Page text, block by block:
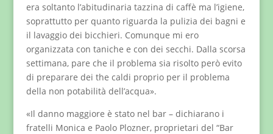
era soltanto l’abitudinaria tazzina di caffè ma l’igiene,
soprattutto per quanto riguarda la pulizia dei bagni e
il lavaggio dei bicchieri. Comunque mi ero
organizzata con taniche e con dei secchi. Dalla scorsa
settimana, pare che il problema sia risolto però evito
di preparare dei the caldi proprio per il problema
della non potabilità dell’acqua».
«Il danno maggiore è stato nel bar – dichiarano i
fratelli Monica e Paolo Plozner, proprietari del “Bar